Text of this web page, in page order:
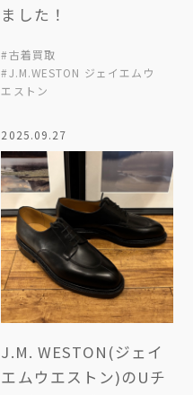
ました！
#古着買取
#J.M.WESTON ジェイエムウ
エストン
2025.09.27
J.M. WESTON(ジェイ
エムウエストン)のUチ